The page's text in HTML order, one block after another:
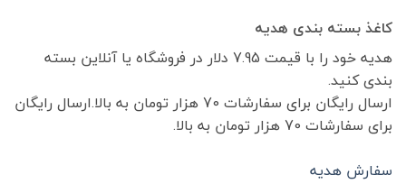
کاغذ بسته بندی هدیه
هدیه خود را با قیمت 7.95 دلار در فروشگاه یا آنلاین بسته
بندی کنید.
ارسال رایگان برای سفارشات 70 هزار تومان به بالا.ارسال رایگان
برای سفارشات 70 هزار تومان به بالا.
سفارش هدیه